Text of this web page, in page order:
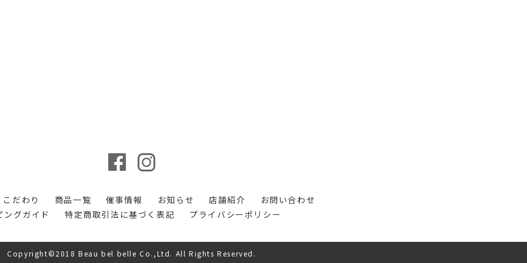
こだわり 商品一覧 催事情報 お知らせ 店舗紹介
お問い合わせ
ングガイド
特定商取引法に基づく表記 プライバシーポリシー
Copyright©2018 Beau bel belle Co.,Ltd. All Rights Reserved.